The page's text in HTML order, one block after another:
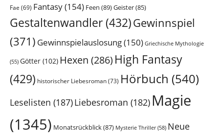
Fae (69) Fantasy(154) Feen (89)Geister(85)
Gestaltenwandler (432)Gewinnspiel
(371) Gewinnspielauslosung(150) Griechische Mythologie
(55) Götter (102) Hexen (286) High Fantasy
(429) historischer Liebesroman(73) Hörbuch (540)
Leselisten (187)Liebesroman (182) Magie
(1345) Monatsrückblick(87) Mysterie Thriller(58) Neue